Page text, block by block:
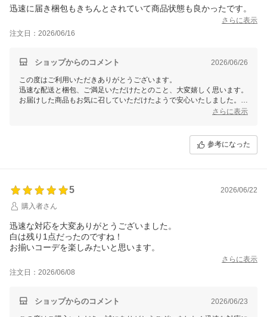
迅速に届き梱包もきちんとされていて商品状態も良かったです。
さらに表示
注文日：2026/06/16
ショップからのコメント 2026/06/26
この度はご利用いただきありがとうございます。
迅速な配送と梱包、ご満足いただけたとのこと、大変嬉しく思います。
お届けした商品もお気に召していただけたようで安心いたしました。
さらに表示
参考になった
5
2026/06/22
購入者さん
迅速な対応を大変ありがとうございました。
白は残り1点だったのですね！
お揃いコーデを楽しみたいと思います。
さらに表示
注文日：2026/06/08
ショップからのコメント 2026/06/23